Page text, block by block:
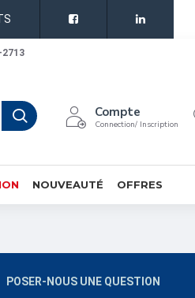
2713
Compte
Connection/ Inscription
NOUVEAUTÉ OFFRES
POSER-NOUS UNE QUESTION